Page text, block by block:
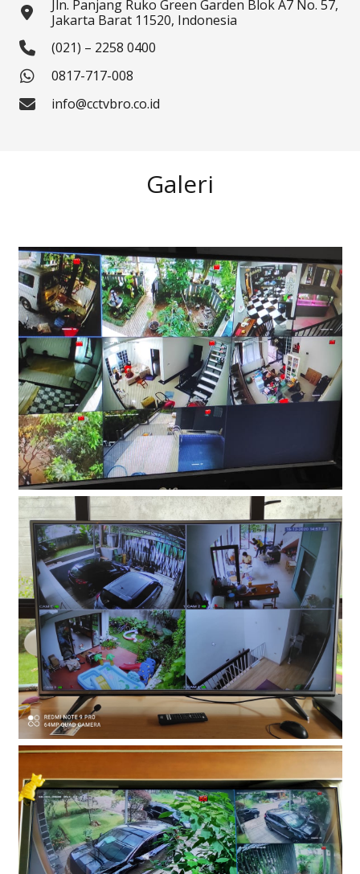
Jln. Panjang Ruko Green Garden Blok A7 No. 57,
Jakarta Barat 11520, Indonesia
(021) – 2258 0400
0817-717-008
info@cctvbro.co.id
Galeri